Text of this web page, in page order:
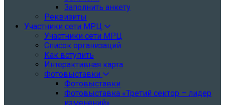
Заполнить анкету
Реквизиты
Участники сети МРЦ
Участники сети МРЦ
Список организаций
Как вступить
Интерактивная карта
Фотовыставки
Фотовыставки
Фотовыставка «Третий сектор – лидер
изменений»